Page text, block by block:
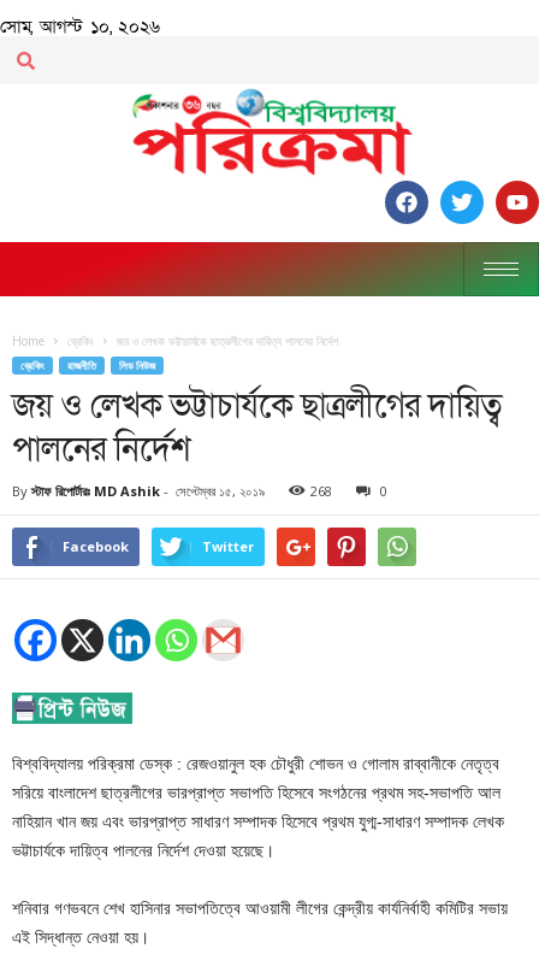
সোম, আগস্ট ১০, ২০২৬
Home ব্রেকিং জয় ও লেখক ভট্টাচার্যকে ছাত্রলীগের দায়িত্ব পালনের নির্দেশ
ব্রেকিং রাজনীতি লিড নিউজ
জয় ও লেখক ভট্টাচার্যকে ছাত্রলীগের দায়িত্ব
পালনের নির্দেশ
By স্টাফ রিপোর্টারঃ MD Ashik - সেপ্টেম্বর ১৫, ২০১৯ 268 0
Facebook Twitter
বিশ্ববিদ্যালয় পরিক্রমা ডেস্ক : রেজওয়ানুল হক চৌধুরী শোভন ও গোলাম রাব্বানীকে নেতৃত্ব
সরিয়ে বাংলাদেশ ছাত্রলীগের ভারপ্রাপ্ত সভাপতি হিসেবে সংগঠনের প্রথম সহ-সভাপতি আল
নাহিয়ান খান জয় এবং ভারপ্রাপ্ত সাধারণ সম্পাদক হিসেবে প্রথম যুগ্ম-সাধারণ সম্পাদক লেখক
ভট্টাচার্যকে দায়িত্ব পালনের নির্দেশ দেওয়া হয়েছে।
শনিবার গণভবনে শেখ হাসিনার সভাপতিত্বে আওয়ামী লীগের কেন্দ্রীয় কার্যনির্বাহী কমিটির সভায়
এই সিদ্ধান্ত নেওয়া হয়।